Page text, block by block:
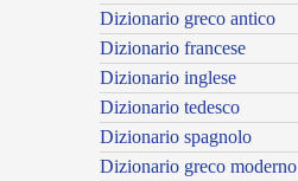
Dizionario greco antico
Dizionario francese
Dizionario inglese
Dizionario tedesco
Dizionario spagnolo
Dizionario greco moderno